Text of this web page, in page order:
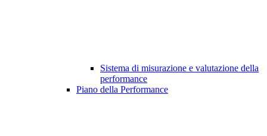
Sistema di misurazione e valutazione della
performance
Piano della Performance